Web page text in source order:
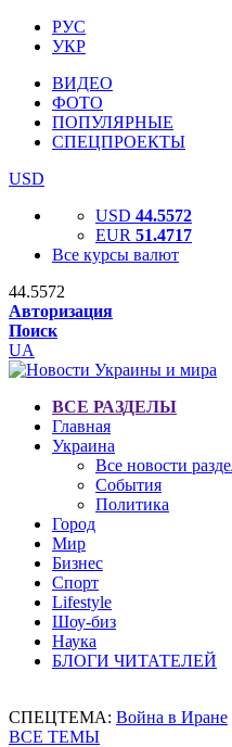
РУС
УКР
ВИДЕО
ФОТО
ПОПУЛЯРНЫЕ
СПЕЦПРОЕКТЫ
USD
USD 44.5572
EUR 51.4717
Все курсы валют
44.5572
Авторизация
Поиск
UA
ВСЕ РАЗДЕЛЫ
Главная
Украина
Все новости
События
Политика
Город
Мир
Бизнес
Спорт
Lifestyle
Шоу-биз
Наука
БЛОГИ ЧИТАТЕЛЕЙ
СПЕЦТЕМА: Война в Иране
ВСЕ ТЕМЫ